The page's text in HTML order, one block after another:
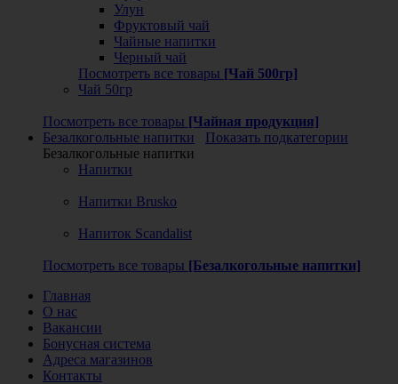
Улун
Фруктовый чай
Чайные напитки
Черный чай
Посмотреть все товары [Чай 500гр]
Чай 50гр
Посмотреть все товары [Чайная продукция]
Безалкогольные напитки
Показать подкатегории
Безалкогольные напитки
Напитки
Напитки Brusko
Напиток Scandalist
Посмотреть все товары [Безалкогольные напитки]
Главная
О нас
Вакансии
Бонусная система
Адреса магазинов
Контакты